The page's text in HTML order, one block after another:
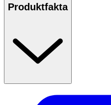
Produktfakta